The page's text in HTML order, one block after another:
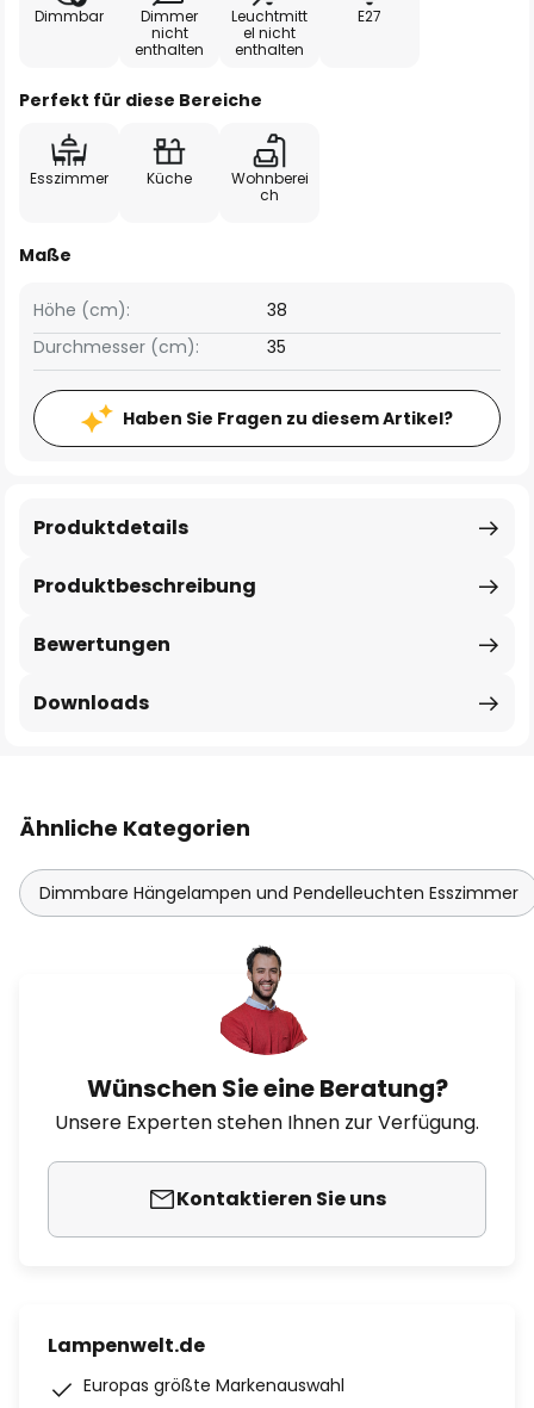
Dimmbar
Dimmer
nicht
enthalten
Leuchtmitt
el nicht
enthalten
E27
Perfekt für diese Bereiche
Esszimmer Küche
Wohnberei
ch
Maße
Höhe (cm):
38
Durchmesser (cm):
35
Haben Sie Fragen zu diesem Artikel?
Produktbeschreibung
Produktdetails
Bewertungen
Downloads
Ähnliche Kategorien
Dimmbare Hängelampen und Pendelleuchten Esszimmer
Wünschen Sie eine Beratung?
Unsere Experten stehen Ihnen zur Verfügung.
Kontaktieren Sie uns
Lampenwelt.de
Europas größte Markenauswahl